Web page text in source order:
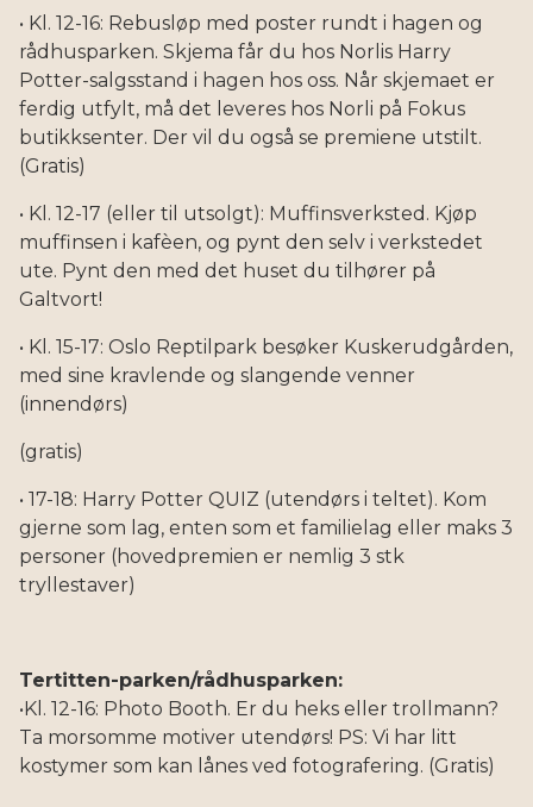
• Kl. 12-16: Rebusløp med poster rundt i hagen og
rådhusparken. Skjema får du hos Norlis Harry
Potter-salgsstand i hagen hos oss. Når skjemaet er
ferdig utfylt, må det leveres hos Norli på Fokus
butikksenter. Der vil du også se premiene utstilt.
(Gratis)
• Kl. 12-17 (eller til utsolgt): Muffinsverksted. Kjøp
muffinsen i kafèen, og pynt den selv i verkstedet
ute. Pynt den med det huset du tilhører på
Galtvort!
• Kl. 15-17: Oslo Reptilpark besøker Kuskerudgården,
med sine kravlende og slangende venner
(innendørs)
(gratis)
• 17-18: Harry Potter QUIZ (utendørs i teltet). Kom
gjerne som lag, enten som et familielag eller maks 3
personer (hovedpremien er nemlig 3 stk
tryllestaver)
Tertitten-parken/rådhusparken:
•Kl. 12-16: Photo Booth. Er du heks eller trollmann?
Ta morsomme motiver utendørs! PS: Vi har litt
kostymer som kan lånes ved fotografering. (Gratis)